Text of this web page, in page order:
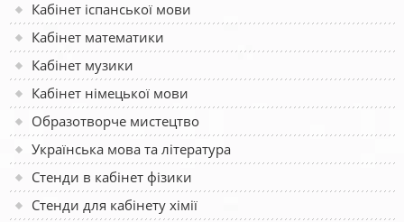
Кабінет іспанської мови
Кабінет математики
Кабінет музики
Кабінет німецької мови
Образотворче мистецтво
Українська мова та література
Стенди в кабінет фізики
Стенди для кабінету хімії